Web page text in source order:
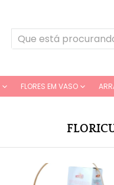
FLORES EM VASO